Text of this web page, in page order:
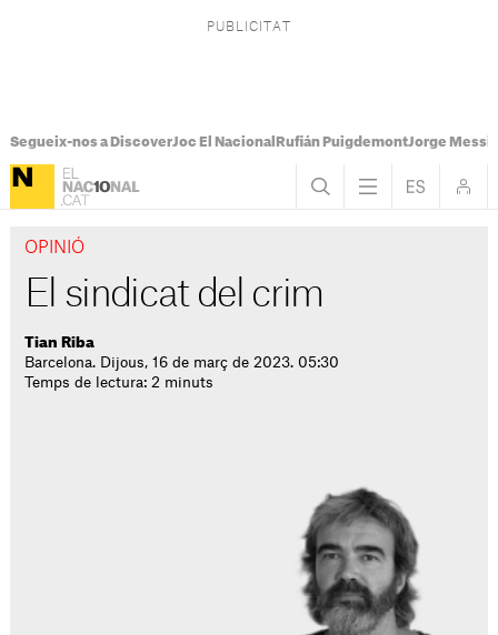
Segueix-nos a DiscoverJoc El Nacional Rufián PuigdemontJorge Messi
OPINIÓ
El sindicat del crim
Tian Riba
Barcelona. Dijous, 16 de març de 2023. 05:30
Temps de lectura: 2 minuts